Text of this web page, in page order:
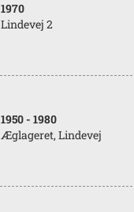
1970
Lindevej 2
1950 - 1980
Æglageret, Lindevej